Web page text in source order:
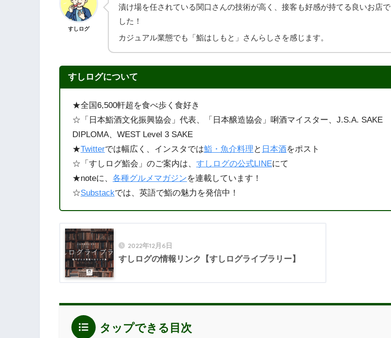
すしログ
漬け場を任されている関口さんの技術が高く、接客も好感が持てる良いお店で
した！
カジュアル業態でも「鮨はしもと」さんらしさを感じます。
すしログについて
★全国6,500軒超を食べ歩く食好き
☆「日本鮨酒文化振興協会」代表、「日本醸造協会」唎酒マイスター、J.S.A. SAKE
DIPLOMA、WEST Level 3 SAKE
★Twitterでは幅広く、インスタでは鮨・魚介料理 と 日本酒をポスト
☆「すしログ鮨会」のご案内は、 すしログの公式LINEにて
★noteに、 各種グルメマガジンを連載しています！
☆Substackでは、英語で鮨の魅力を発信中！
2022年12月6日
すしログの情報リンク【すしログライブラリー】
タップできる目次